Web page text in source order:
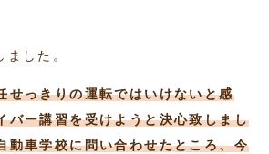
ました。
せっきりの運転ではいけないと感
バー講習を受けようと決心致しまし
動車学校に問い合わせたところ、今